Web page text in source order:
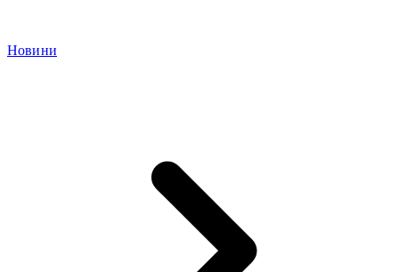
Новини